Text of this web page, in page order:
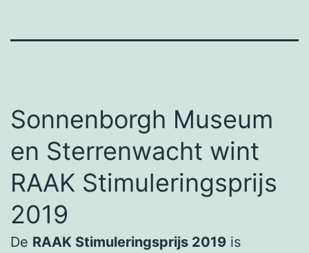
Sonnenborgh Museum
en Sterrenwacht wint
RAAK Stimuleringsprijs
2019
De RAAK Stimuleringsprijs 2019 is